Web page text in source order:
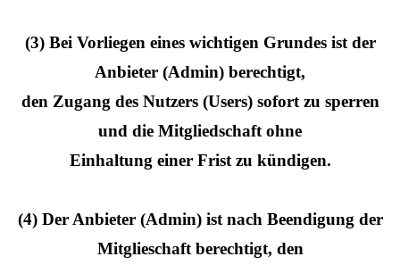
(3) Bei Vorliegen eines wichtigen Grundes ist der
Anbieter (Admin) berechtigt,
den Zugang des Nutzers (Users) sofort zu sperren
und die Mitgliedschaft ohne
Einhaltung einer Frist zu kündigen.
(4) Der Anbieter (Admin) ist nach Beendigung der
Mitglieschaft berechtigt, den